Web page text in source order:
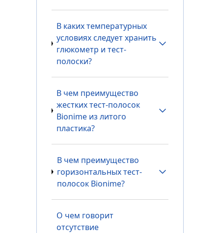
В каких температурных
условиях следует хранить
глюкометр и тест-
полоски?
В чем преимущество
жестких тест-полосок
Bionime из литого
пластика?
В чем преимущество
горизонтальных тест-
полосок Bionime?
О чем говорит
отсутствие